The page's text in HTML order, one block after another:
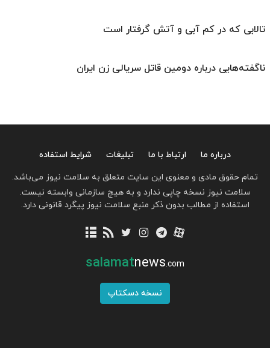
تالابی که در کم آبی و آتش گرفتار است
ناگفته‌هایی درباره دومین قاتل سریالی زن ایران
درباره ما ارتباط با ما تبلیغات
شرایط استفاده
تمام حقوق مادی و معنوی این سایت متعلق به سلامت نیوز می‌باشد.
سلامت نیوز نسخه چاپی ندارد و به هیچ سازمانی وابسته نیست.
استفاده از مطالب بدون ذکر منبع سلامت نیوز پیگرد قانونی دارد.
salamatnews.com
نسخه دسکتاپ